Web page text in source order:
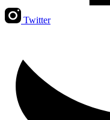
Twitter